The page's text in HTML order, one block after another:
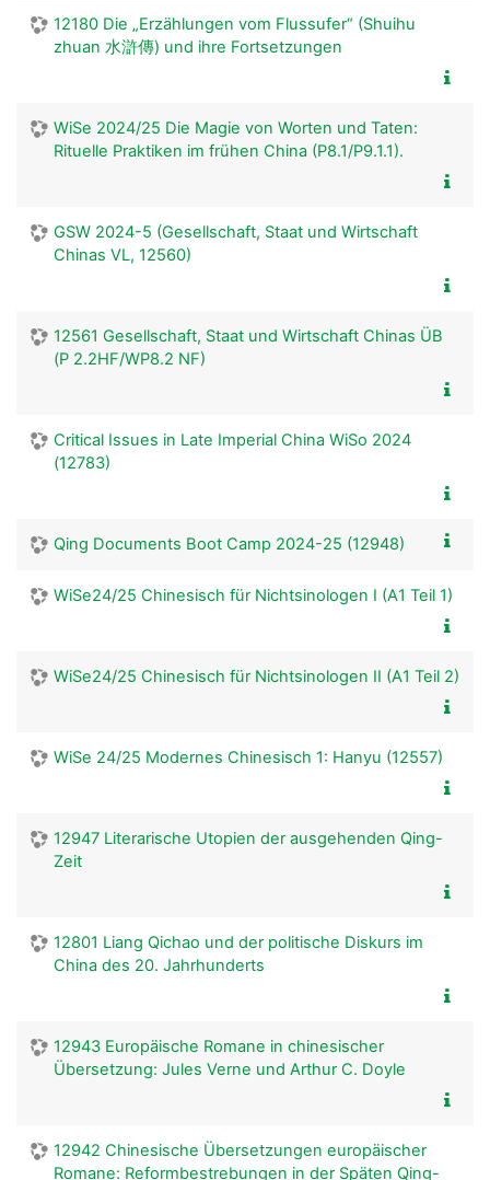
12180 Die „Erzählungen vom Flussufer“ (Shuihu
zhuan 水滸傳) und ihre Fortsetzungen
WiSe 2024/25 Die Magie von Worten und Taten:
Rituelle Praktiken im frühen China (P8.1/P9.1.1).
GSW 2024-5 (Gesellschaft, Staat und Wirtschaft
Chinas VL, 12560)
12561 Gesellschaft, Staat und Wirtschaft Chinas ÜB
(P 2.2HF/WP8.2 NF)
Critical Issues in Late Imperial China WiSo 2024
(12783)
Qing Documents Boot Camp 2024-25 (12948)
WiSe24/25 Chinesisch für Nichtsinologen I (A1 Teil 1)
WiSe24/25 Chinesisch für Nichtsinologen II (A1 Teil 2)
WiSe 24/25 Modernes Chinesisch 1: Hanyu (12557)
12947 Literarische Utopien der ausgehenden Qing-
Zeit
12801 Liang Qichao und der politische Diskurs im
China des 20. Jahrhunderts
12943 Europäische Romane in chinesischer
Übersetzung: Jules Verne und Arthur C. Doyle
12942 Chinesische Übersetzungen europäischer
Romane: Reformbestrebungen in der Späten Qing-